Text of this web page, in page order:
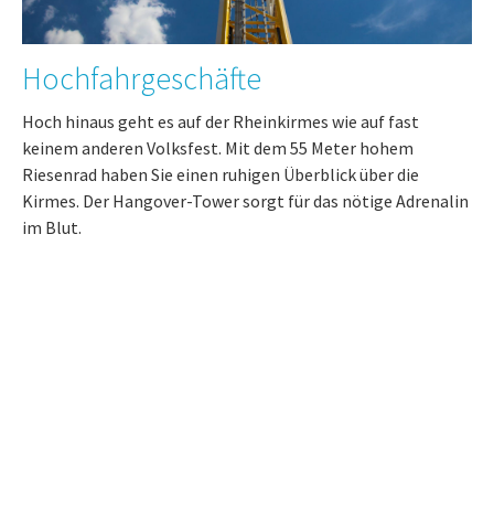
Hochfahrgeschäfte
Hoch hinaus geht es auf der Rheinkirmes wie auf fast
keinem anderen Volksfest. Mit dem 55 Meter hohem
Riesenrad haben Sie einen ruhigen Überblick über die
Kirmes. Der Hangover-Tower sorgt für das nötige Adrenalin
im Blut.